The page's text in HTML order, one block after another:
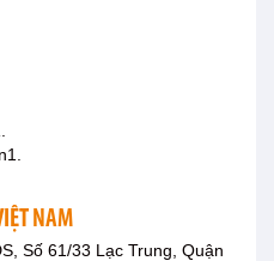
NAM
Số 61/33 Lạc Trung, Quận